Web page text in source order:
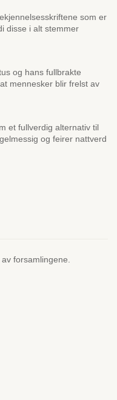
som er
disse i alt stemmer
og hans fullbrakte
mennesker blir frelst av
et fullverdig alternativ til
og feirer nattverd
forsamlingene.